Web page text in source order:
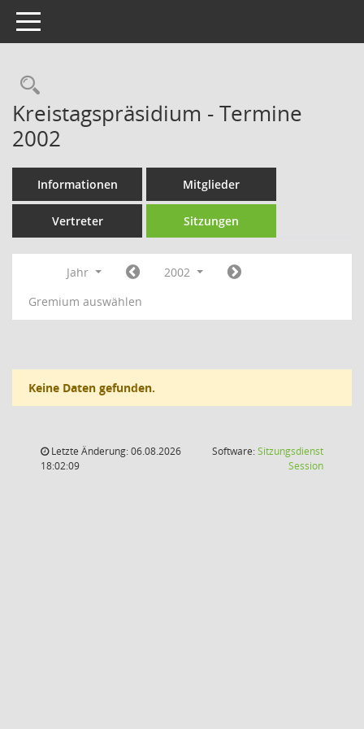
Toggle navigation
Rechercheauswahl
Kreistagspräsidium - Termine
2002
Informationen Mitglieder
Vertreter Sitzungen
Jahr
2002
Gremium auswählen
Keine Daten gefunden.
Letzte Änderung: 06.08.2026
18:02:09
Software:Sitzungsdienst
Session(Wird in